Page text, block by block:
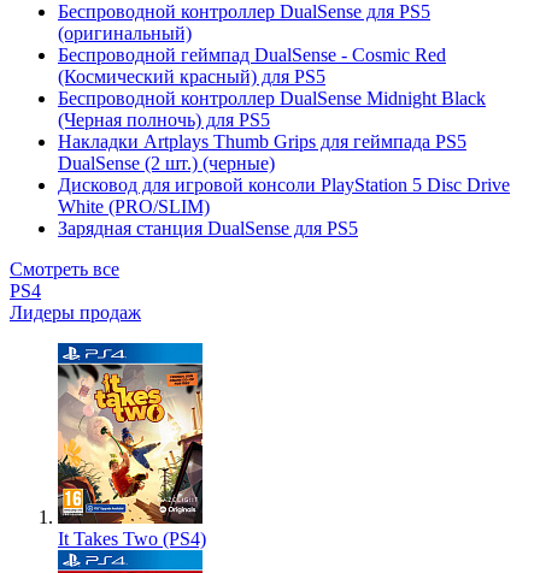
Беспроводной контроллер DualSense для PS5
(оригинальный)
Беспроводной геймпад DualSense - Cosmic Red
(Космический красный) для PS5
Беспроводной контроллер DualSense Midnight Black
(Черная полночь) для PS5
Накладки Artplays Thumb Grips для геймпада PS5
DualSense (2 шт.) (черные)
Дисковод для игровой консоли PlayStation 5 Disc Drive
White (PRO/SLIM)
Зарядная станция DualSense для PS5
Смотреть все
PS4
Лидеры продаж
It Takes Two (PS4)